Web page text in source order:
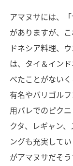
アマヌサには、
がありますが、
ドネシア料理、
は、タイ＆イン
べたことがない
有名やバリゴル
用バレでのピクニ
クタ、レギャン
ングも充実して
がアマヌサだそ